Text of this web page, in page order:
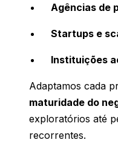
Agências de
Startups e
Instituições
Adaptamos cada
maturidade do
exploratórios até
recorrentes.